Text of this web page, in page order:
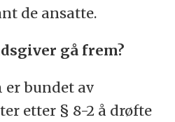
de ansatte.
gå frem?
er bundet av
etter § 8-2 å drøfte